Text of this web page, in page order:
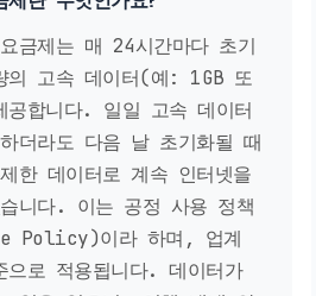
금제는 매 24시간마다 초기
의 고속 데이터(예: 1GB 또
공합니다. 일일 고속 데이터
더라도 다음 날 초기화될 때
한 데이터로 계속 인터넷을
니다. 이는 공정 사용 정책
Policy)이라 하며, 업계
으로 적용됩니다. 데이터가